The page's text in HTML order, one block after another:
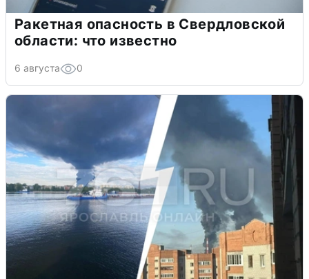
Ракетная опасность в Свердловской
области: что известно
6 августа 0